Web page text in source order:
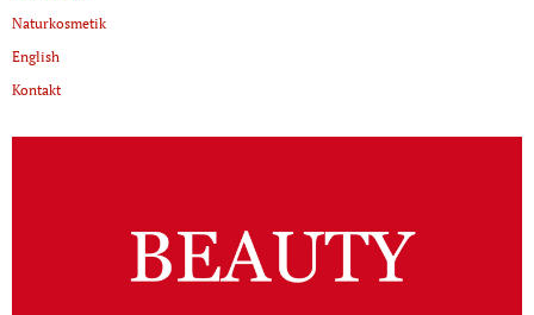
Naturkosmetik
English
Kontakt